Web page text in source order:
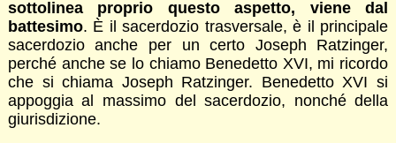
sottolinea proprio questo aspetto, viene dal
battesimo. È il sacerdozio trasversale, è il principale
sacerdozio anche per un certo Joseph Ratzinger,
perché anche se lo chiamo Benedetto XVI, mi ricordo
che si chiama Joseph Ratzinger. Benedetto XVI si
appoggia al massimo del sacerdozio, nonché della
giurisdizione.